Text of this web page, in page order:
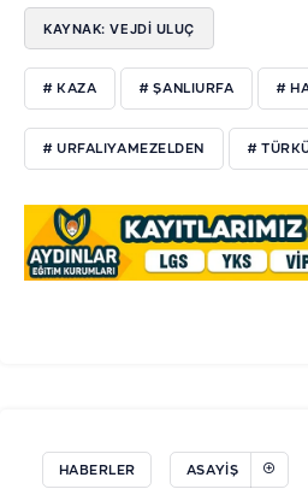
KAYNAK: VEJDI ULUÇ
# KAZA # ŞANLIURFA #
# URFALIYAMEZELDEN #
HABERLER ASAYIŞ